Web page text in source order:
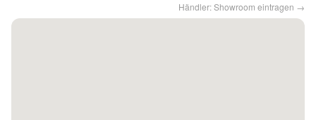
Händler: Showroom eintragen →